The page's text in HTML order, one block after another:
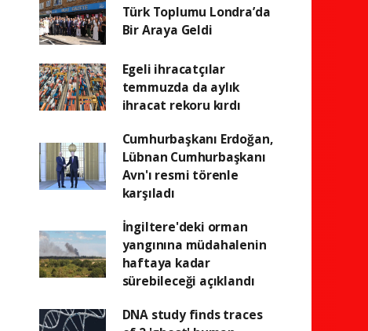
Türk Toplumu Londra’da
Bir Araya Geldi
Egeli ihracatçılar
temmuzda da aylık
ihracat rekoru kırdı
Cumhurbaşkanı Erdoğan,
Lübnan Cumhurbaşkanı
Avn'ı resmi törenle
karşıladı
İngiltere'deki orman
yangınına müdahalenin
haftaya kadar
sürebileceği açıklandı
DNA study finds traces